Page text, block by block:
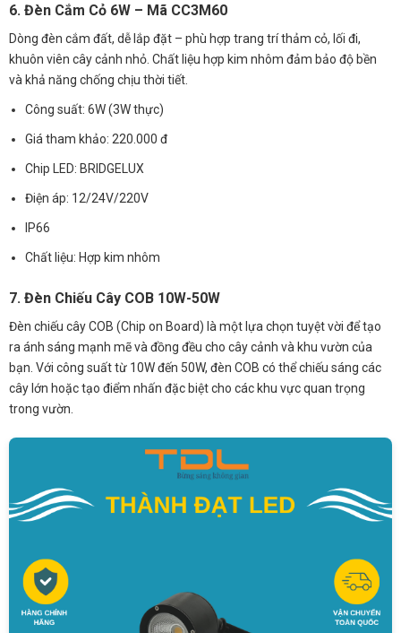
6. Đèn Cắm Cỏ 6W – Mã CC3M60
Dòng đèn cắm đất, dễ lắp đặt – phù hợp trang trí thảm cỏ, lối đi,
khuôn viên cây cảnh nhỏ. Chất liệu hợp kim nhôm đảm bảo độ bền
và khả năng chống chịu thời tiết.
Công suất: 6W (3W thực)
Giá tham khảo: 220.000 đ
Chip LED: BRIDGELUX
Điện áp: 12/24V/220V
IP66
Chất liệu: Hợp kim nhôm
7. Đèn Chiếu Cây COB 10W-50W
Đèn chiếu cây COB (Chip on Board) là một lựa chọn tuyệt vời để tạo
ra ánh sáng mạnh mẽ và đồng đều cho cây cảnh và khu vườn của
bạn. Với công suất từ 10W đến 50W, đèn COB có thể chiếu sáng các
cây lớn hoặc tạo điểm nhấn đặc biệt cho các khu vực quan trọng
trong vườn.